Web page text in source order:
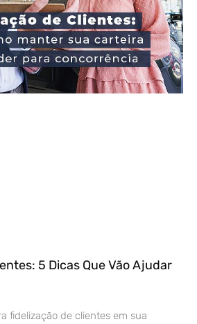
5 Dicas Que Vão Ajudar
fidelização de clientes em sua